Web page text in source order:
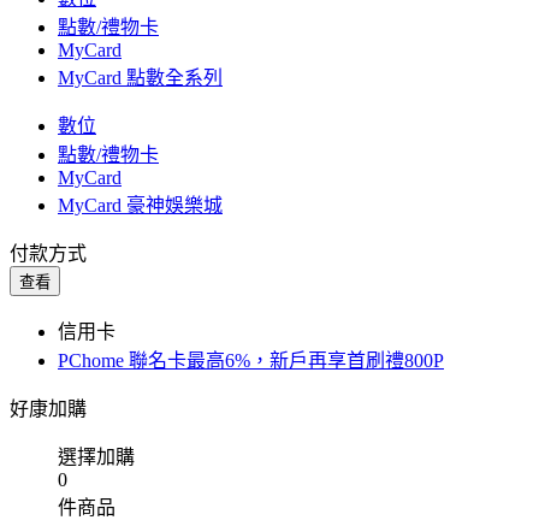
點數/禮物卡
MyCard
MyCard 點數全系列
數位
點數/禮物卡
MyCard
MyCard 豪神娛樂城
付款方式
查看
信用卡
PChome 聯名卡最高6%，新戶再享首刷禮800P
好康加購
選擇加購
0
件商品